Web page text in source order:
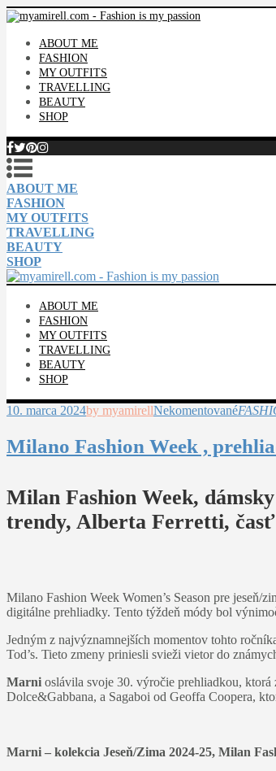
ABOUT ME
FASHION
MY OUTFITS
TRAVELLING
BEAUTY
SHOP
ABOUT ME
FASHION
MY OUTFITS
TRAVELLING
BEAUTY
SHOP
ABOUT ME
FASHION
MY OUTFITS
TRAVELLING
BEAUTY
SHOP
10. marca 2024by myamirellNekomentované
Milano Fashion Week ,
Milan Fashion Week,
trendy, Alberta Ferretti,
Milano Fashion Week Women’s Season pre
digitálne prehliadky. Tento týždeň módy bol
Jedným z najvýznamnejších momentov tohto
Tod’s. Tieto zmeny priniesli svieži vietor do
Marni oslávila svoje 30. výročie prehliadkou,
Dolce&Gabbana, a Sagaboi od Geoffa Coopera,
Marni – kolekcia Jeseň/Zima 2024-25, Milan